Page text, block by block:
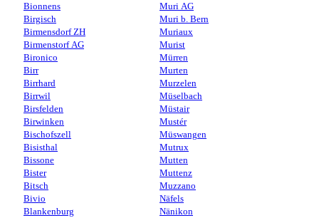
Bionnens
Birgisch
Birmensdorf ZH
Birmenstorf AG
Bironico
Birr
Birrhard
Birrwil
Birsfelden
Birwinken
Bischofszell
Bisisthal
Bissone
Bister
Bitsch
Bivio
Blankenburg
Muri AG
Muri b. Bern
Muriaux
Murist
Mürren
Murten
Murzelen
Müselbach
Müstair
Mustér
Müswangen
Mutrux
Mutten
Muttenz
Muzzano
Näfels
Nänikon